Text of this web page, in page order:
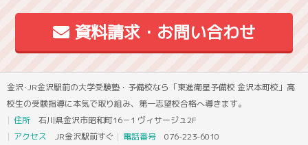
資料請求・お問い合わせ
金沢･JR金沢駅前の大学受験塾・予備校なら「東進衛星予備校 金沢本町校」高
校生の受験指導に本気で取り組み、第一志望校合格へ導きます。
住所 石川県金沢市昭和町16－1 ヴィサージュ2F
アクセス JR金沢駅前すぐ 電話番号 076-223-6010